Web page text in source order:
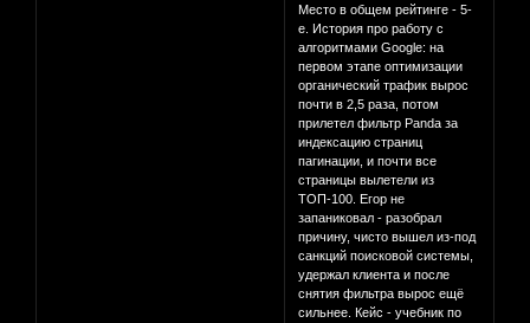
Место в общем рейтинге - 5-
е. История про работу с
алгоритмами Google: на
первом этапе оптимизации
органический трафик вырос
почти в 2,5 раза, потом
прилетел фильтр Panda за
индексацию страниц
пагинации, и почти все
страницы вылетели из
ТОП-100. Егор не
запаниковал - разобрал
причину, чисто вышел из-под
санкций поисковой системы,
удержал клиента и после
снятия фильтра вырос ещё
сильнее. Кейс - учебник по